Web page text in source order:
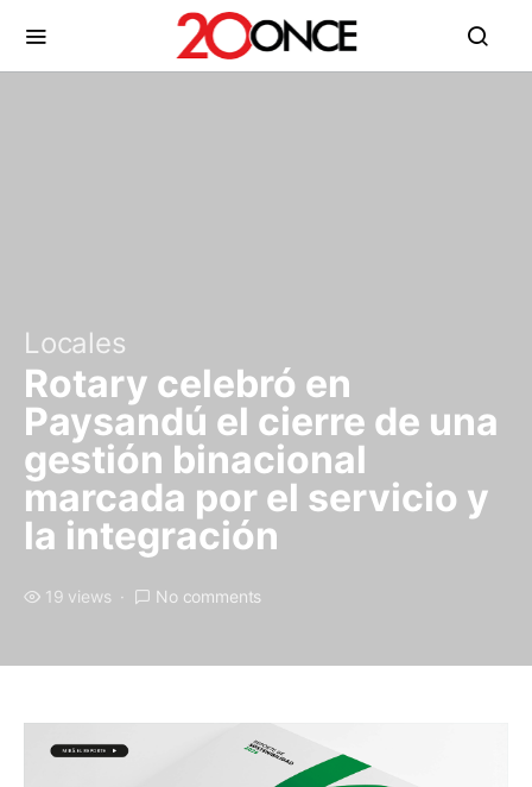
Locales
Rotary celebró en
Paysandú el cierre de una
gestión binacional
marcada por el servicio y
la integración
19 views No comments